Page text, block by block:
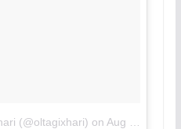
(@oltagixhari) on Aug 2, 2018 at 1:34am PDT